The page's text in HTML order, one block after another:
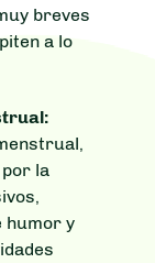
breves
a lo
la
humor y